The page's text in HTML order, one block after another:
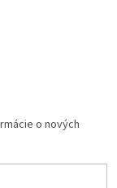
o nových